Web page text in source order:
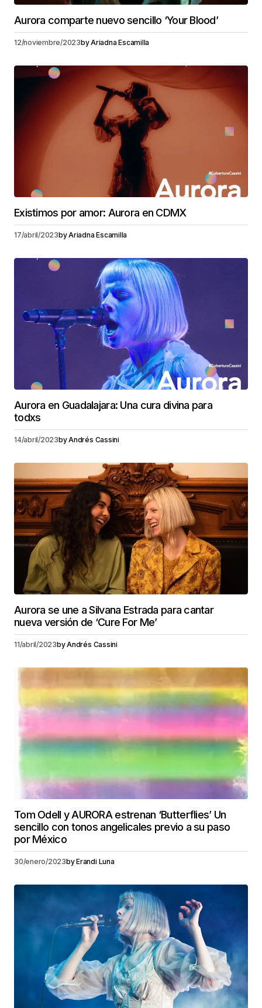
Aurora comparte nuevo sencillo ‘Your Blood’
12/noviembre/2023byAriadna Escamilla
Existimos por amor: Aurora en CDMX
17/abril/2023byAriadna Escamilla
Aurora en Guadalajara: Una cura divina para
todxs
14/abril/2023byAndrés Cassini
Aurora se une a Silvana Estrada para cantar
nueva versión de ‘Cure For Me’
11/abril/2023byAndrés Cassini
Tom Odell y AURORA estrenan ‘Butterflies’ Un
sencillo con tonos angelicales previo a su paso
por México
30/enero/2023byErandi Luna